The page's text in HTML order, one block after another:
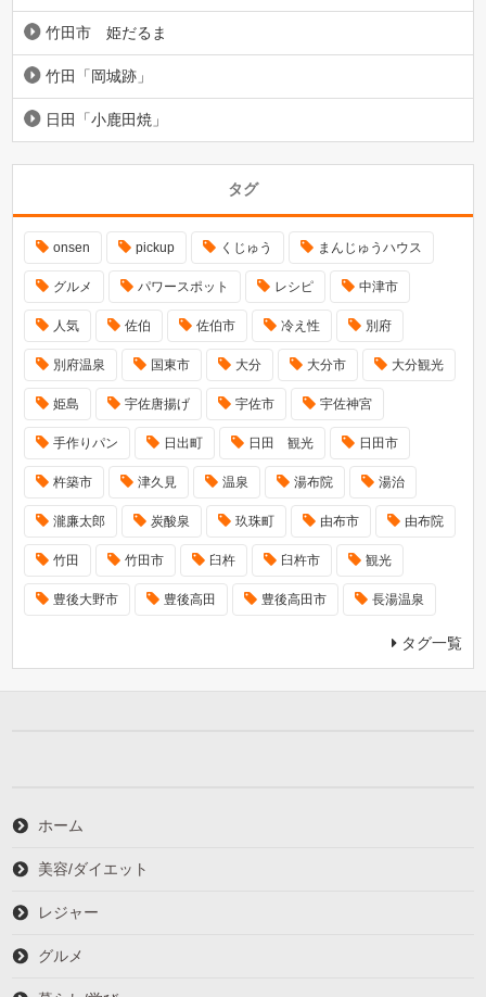
竹田市 姫だるま
竹田「岡城跡」
日田「小鹿田焼」
タグ
onsen pickup くじゅう まんじゅうハウス
グルメ パワースポット レシピ 中津市
人気 佐伯 佐伯市 冷え性 別府
別府温泉 国東市 大分 大分市 大分観光
姫島 宇佐唐揚げ 宇佐市 宇佐神宮
手作りパン 日出町 日田 観光 日田市
杵築市 津久見 温泉 湯布院 湯治
瀧廉太郎 炭酸泉 玖珠町 由布市 由布院
竹田 竹田市 臼杵 臼杵市 観光
豊後大野市 豊後高田 豊後高田市 長湯温泉
タグ一覧
ホーム
美容/ダイエット
レジャー
グルメ